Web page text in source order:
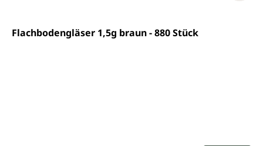
Flachbodengläser 1,5g braun - 880 Stück